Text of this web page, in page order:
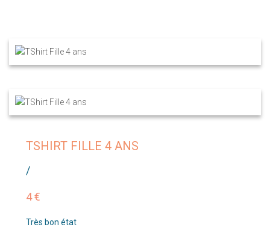
TSHIRT FILLE 4 ANS
/
4 €
Très bon état